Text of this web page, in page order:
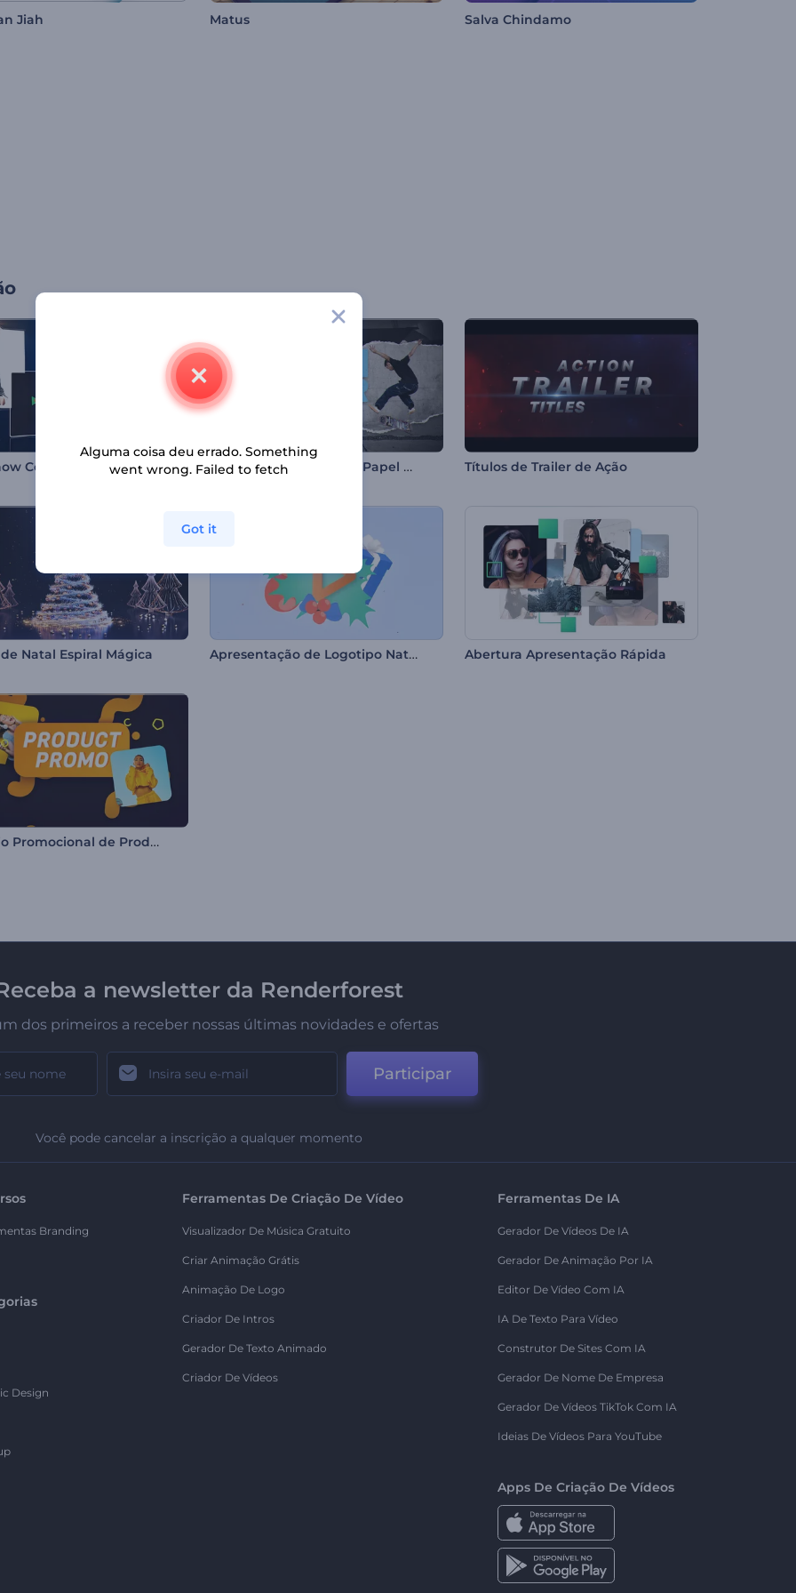
Jiah Matus Salva Chindamo
Corporativo Digital Abertura de Títulos em Papel Rasgado Títulos de Trailer de Ação
Natal Espiral Mágica Apresentação de Logotipo Natal Feliz Abertura Apresentação Rápida
Anúncio Promocional de Produto e Varejo
a newsletter da Renderforest
dos primeiros a receber nossas últimas novidades e ofertas
Participar
Você pode cancelar a inscrição a qualquer momento
Branding
Design
Ferramentas De Criação De Vídeo
Visualizador De Música Gratuito
Criar Animação Grátis
Animação De Logo
Criador De Intros
Gerador De Texto Animado
Criador De Vídeos
Ferramentas De IA
Gerador De Vídeos De IA
Gerador De Animação Por IA
Editor De Vídeo Com IA
IA De Texto Para Vídeo
Construtor De Sites Com IA
Gerador De Nome De Empresa
Gerador De Vídeos TikTok Com IA
Ideias De Vídeos Para YouTube
Apps De Criação De Vídeos
Alguma coisa deu errado. Something
went wrong. Failed to fetch
Got it